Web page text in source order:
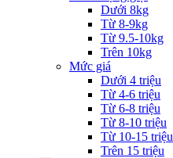
Dưới 8kg
Từ 8-9kg
Từ 9.5-10kg
Trên 10kg
Mức giá
Dưới 4 triệu
Từ 4-6 triệu
Từ 6-8 triệu
Từ 8-10 triệu
Từ 10-15 triệu
Trên 15 triệu